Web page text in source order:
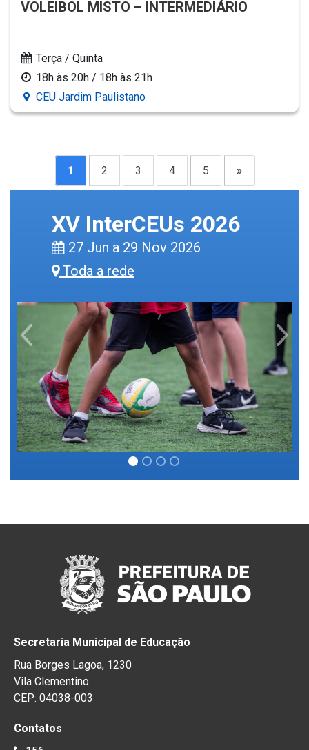
VOLEIBOL MISTO – INTERMEDIÁRIO
Terça / Quinta
18h às 20h / 18h às 21h
CEU Jardim Paulistano
1 2 3 4 5 »
XV InterCEUs 2026
27 Jun a 29 Nov 2026
Toda a rede
Previous Next
Secretaria Municipal de Educação
Rua Borges Lagoa, 1230
Vila Clementino
CEP: 04038-003
Contatos